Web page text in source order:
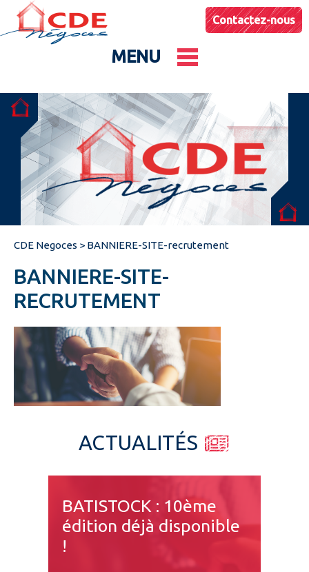
Contactez-nous
MENU
Le groupe
Nos entités
Conseils & Astuces
Actualités
Catalogues produits
Espace pro
CDE Negoces > BANNIERE-SITE-recrutement
BANNIERE-SITE-
RECRUTEMENT
ACTUALITÉS
BATISTOCK : 10ème
édition déjà disponible
!